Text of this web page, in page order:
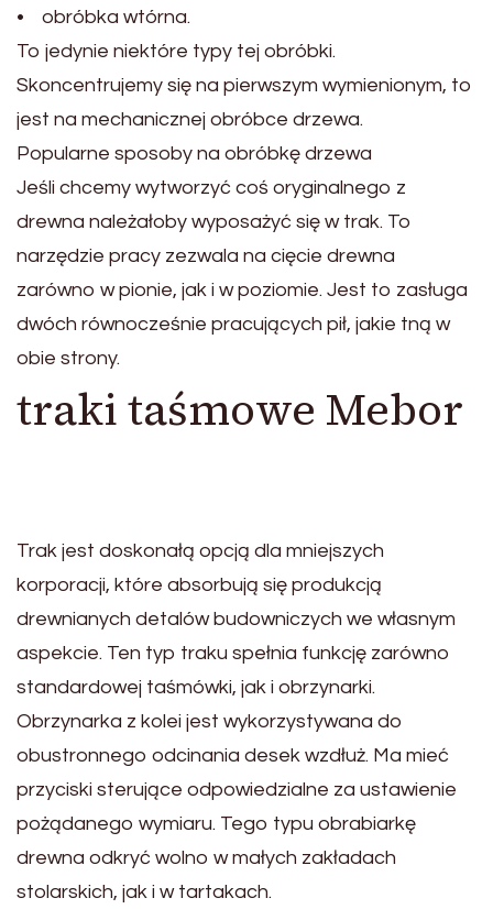
• obróbka wtórna.
To jedynie niektóre typy tej obróbki.
Skoncentrujemy się na pierwszym wymienionym, to
jest na mechanicznej obróbce drzewa.
Popularne sposoby na obróbkę drzewa
Jeśli chcemy wytworzyć coś oryginalnego z
drewna należałoby wyposażyć się w trak. To
narzędzie pracy zezwala na cięcie drewna
zarówno w pionie, jak i w poziomie. Jest to zasługa
dwóch równocześnie pracujących pił, jakie tną w
obie strony.
traki taśmowe Mebor
Trak jest doskonałą opcją dla mniejszych
korporacji, które absorbują się produkcją
drewnianych detalów budowniczych we własnym
aspekcie. Ten typ traku spełnia funkcję zarówno
standardowej taśmówki, jak i obrzynarki.
Obrzynarka z kolei jest wykorzystywana do
obustronnego odcinania desek wzdłuż. Ma mieć
przyciski sterujące odpowiedzialne za ustawienie
pożądanego wymiaru. Tego typu obrabiarkę
drewna odkryć wolno w małych zakładach
stolarskich, jak i w tartakach.